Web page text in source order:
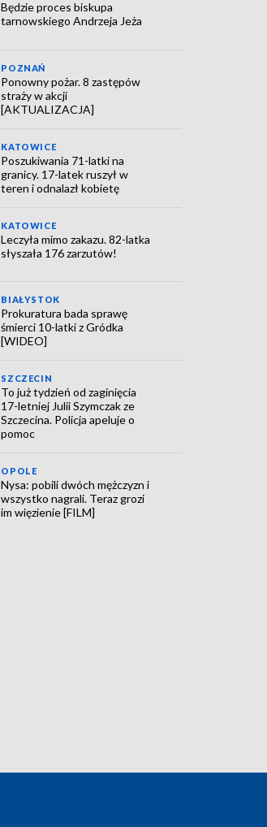
Będzie proces biskupa
tarnowskiego Andrzeja Jeża
POZNAŃ
Ponowny pożar. 8 zastępów
straży w akcji
[AKTUALIZACJA]
KATOWICE
Poszukiwania 71-latki na
granicy. 17-latek ruszył w
teren i odnalazł kobietę
KATOWICE
Leczyła mimo zakazu. 82-latka
słyszała 176 zarzutów!
BIAŁYSTOK
Prokuratura bada sprawę
śmierci 10-latki z Gródka
[WIDEO]
SZCZECIN
To już tydzień od zaginięcia
17-letniej Julii Szymczak ze
Szczecina. Policja apeluje o
pomoc
OPOLE
Nysa: pobili dwóch mężczyzn i
wszystko nagrali. Teraz grozi
im więzienie [FILM]